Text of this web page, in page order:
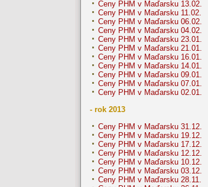
Ceny PHM v Maďarsku 13.02.
Ceny PHM v Maďarsku 11.02.
Ceny PHM v Maďarsku 06.02.
Ceny PHM v Maďarsku 04.02.
Ceny PHM v Maďarsku 23.01.
Ceny PHM v Maďarsku 21.01.
Ceny PHM v Maďarsku 16.01.
Ceny PHM v Maďarsku 14.01.
Ceny PHM v Maďarsku 09.01.
Ceny PHM v Maďarsku 07.01.
Ceny PHM v Maďarsku 02.01.
- rok 2013
Ceny PHM v Maďarsku 31.12.
Ceny PHM v Maďarsku 19.12.
Ceny PHM v Maďarsku 17.12.
Ceny PHM v Maďarsku 12.12.
Ceny PHM v Maďarsku 10.12.
Ceny PHM v Maďarsku 03.12.
Ceny PHM v Maďarsku 28.11.